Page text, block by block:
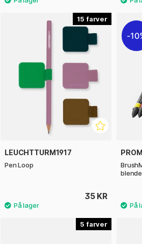
15
LEUCHTTURM1917
Pen Loop
35 KR
5